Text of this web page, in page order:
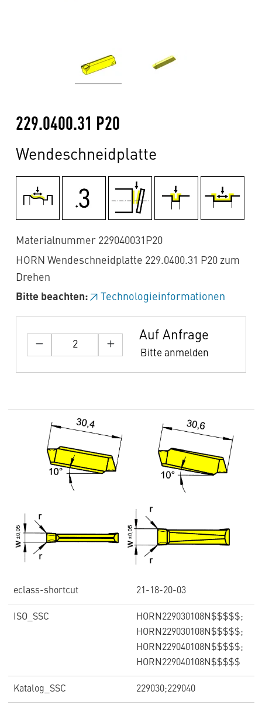
229.0400.31 P20
Wendeschneidplatte
Materialnummer 229040031P20
HORN Wendeschneidplatte 229.0400.31 P20 zum
Drehen
Bitte beachten:
Technologieinformationen
Auf Anfrage
Bitte anmelden
eclass-shortcut 21-18-20-03
ISO_SSC
HORN229030108N$$$$$;
HORN229030108N$$$$$;
HORN229040108N$$$$$;
HORN229040108N$$$$$
Katalog_SSC 229030;229040